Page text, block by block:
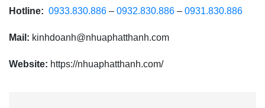
Hotline: 0933.830.886 – 0932.830.886 – 0931.830.886
Mail: kinhdoanh@nhuaphatthanh.com
Website: https://nhuaphatthanh.com/